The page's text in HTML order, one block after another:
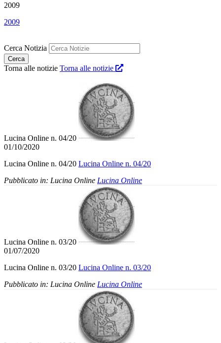
2009
2009
Cerca Notizia
Torna alle notizie Torna alle notizie
Lucina Online n. 04/20
01/10/2020
Lucina Online n. 04/20 Lucina Online n. 04/20
Pubblicato in: Lucina Online Lucina Online
Lucina Online n. 03/20
01/07/2020
Lucina Online n. 03/20 Lucina Online n. 03/20
Pubblicato in: Lucina Online Lucina Online